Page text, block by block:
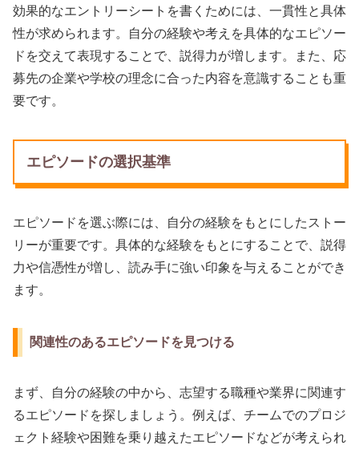
効果的なエントリーシートを書くためには、一貫性と具体
性が求められます。自分の経験や考えを具体的なエピソー
ドを交えて表現することで、説得力が増します。また、応
募先の企業や学校の理念に合った内容を意識することも重
要です。
エピソードの選択基準
エピソードを選ぶ際には、自分の経験をもとにしたストー
リーが重要です。具体的な経験をもとにすることで、説得
力や信憑性が増し、読み手に強い印象を与えることができ
ます。
関連性のあるエピソードを見つける
まず、自分の経験の中から、志望する職種や業界に関連す
るエピソードを探しましょう。例えば、チームでのプロジ
ェクト経験や困難を乗り越えたエピソードなどが考えられ